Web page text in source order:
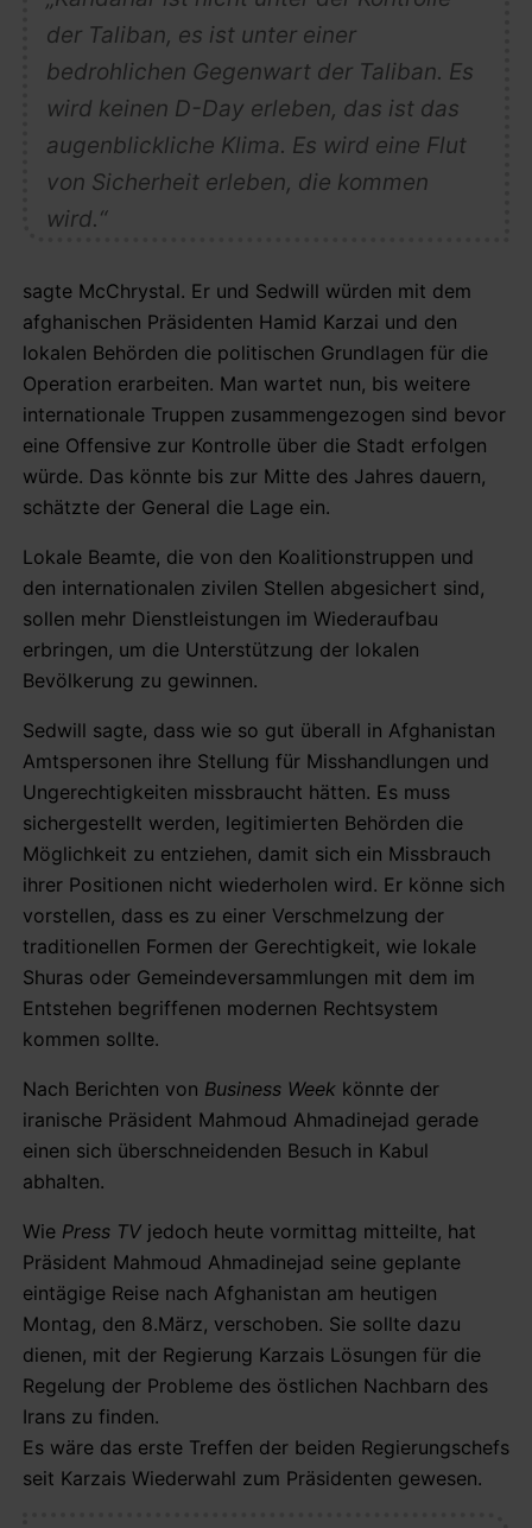
der Taliban, es ist unter einer
bedrohlichen Gegenwart der Taliban. Es
wird keinen D-Day erleben, das ist das
augenblickliche Klima. Es wird eine Flut
von Sicherheit erleben, die kommen
wird.“
sagte McChrystal. Er und Sedwill würden mit dem
afghanischen Präsidenten Hamid Karzai und den
lokalen Behörden die politischen Grundlagen für die
Operation erarbeiten. Man wartet nun, bis weitere
internationale Truppen zusammengezogen sind bevor
eine Offensive zur Kontrolle über die Stadt erfolgen
würde. Das könnte bis zur Mitte des Jahres dauern,
schätzte der General die Lage ein.
Lokale Beamte, die von den Koalitionstruppen und
den internationalen zivilen Stellen abgesichert sind,
sollen mehr Dienstleistungen im Wiederaufbau
erbringen, um die Unterstützung der lokalen
Bevölkerung zu gewinnen.
Sedwill sagte, dass wie so gut überall in Afghanistan
Amtspersonen ihre Stellung für Misshandlungen und
Ungerechtigkeiten missbraucht hätten. Es muss
sichergestellt werden, legitimierten Behörden die
Möglichkeit zu entziehen, damit sich ein Missbrauch
ihrer Positionen nicht wiederholen wird. Er könne sich
vorstellen, dass es zu einer Verschmelzung der
traditionellen Formen der Gerechtigkeit, wie lokale
Shuras oder Gemeindeversammlungen mit dem im
Entstehen begriffenen modernen Rechtsystem
kommen sollte.
Nach Berichten von Business Week könnte der
iranische Präsident Mahmoud Ahmadinejad gerade
einen sich überschneidenden Besuch in Kabul
abhalten.
Wie Press TV jedoch heute vormittag mitteilte, hat
Präsident Mahmoud Ahmadinejad seine geplante
eintägige Reise nach Afghanistan am heutigen
Montag, den 8.März, verschoben. Sie sollte dazu
dienen, mit der Regierung Karzais Lösungen für die
Regelung der Probleme des östlichen Nachbarn des
Irans zu finden.
Es wäre das erste Treffen der beiden Regierungschefs
seit Karzais Wiederwahl zum Präsidenten gewesen.